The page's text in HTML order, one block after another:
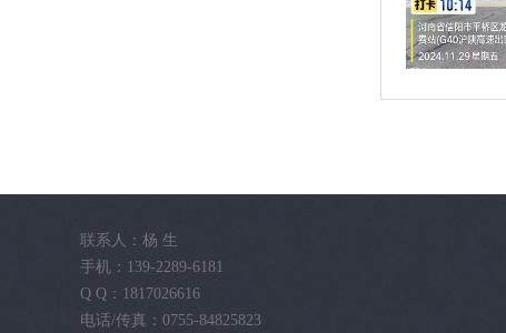
联系人：杨 生
手机：139-2289-6181
Q Q：1817026616
电话/传真：0755-84825823